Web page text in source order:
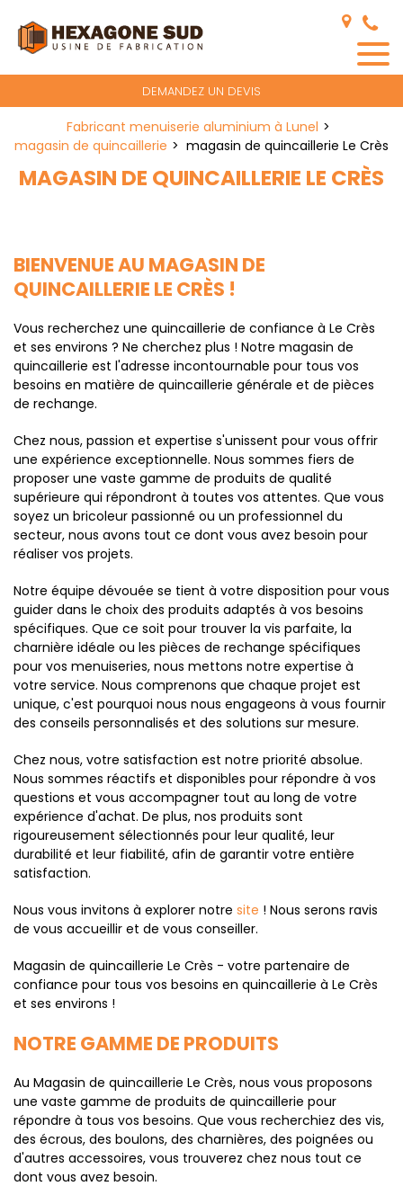
DEMANDEZ UN DEVIS
Fabricant menuiserie aluminium à Lunel
magasin de quincaillerie
magasin de quincaillerie Le Crès
MAGASIN DE QUINCAILLERIE LE CRÈS
BIENVENUE AU MAGASIN DE
QUINCAILLERIE LE CRÈS !
Vous recherchez une quincaillerie de confiance à Le Crès
et ses environs ? Ne cherchez plus ! Notre magasin de
quincaillerie est l'adresse incontournable pour tous vos
besoins en matière de quincaillerie générale et de pièces
de rechange.
Chez nous, passion et expertise s'unissent pour vous offrir
une expérience exceptionnelle. Nous sommes fiers de
proposer une vaste gamme de produits de qualité
supérieure qui répondront à toutes vos attentes. Que vous
soyez un bricoleur passionné ou un professionnel du
secteur, nous avons tout ce dont vous avez besoin pour
réaliser vos projets.
Notre équipe dévouée se tient à votre disposition pour vous
guider dans le choix des produits adaptés à vos besoins
spécifiques. Que ce soit pour trouver la vis parfaite, la
charnière idéale ou les pièces de rechange spécifiques
pour vos menuiseries, nous mettons notre expertise à
votre service. Nous comprenons que chaque projet est
unique, c'est pourquoi nous nous engageons à vous fournir
des conseils personnalisés et des solutions sur mesure.
Chez nous, votre satisfaction est notre priorité absolue.
Nous sommes réactifs et disponibles pour répondre à vos
questions et vous accompagner tout au long de votre
expérience d'achat. De plus, nos produits sont
rigoureusement sélectionnés pour leur qualité, leur
durabilité et leur fiabilité, afin de garantir votre entière
satisfaction.
Nous vous invitons à explorer notre site ! Nous serons ravis
de vous accueillir et de vous conseiller.
Magasin de quincaillerie Le Crès - votre partenaire de
confiance pour tous vos besoins en quincaillerie à Le Crès
et ses environs !
NOTRE GAMME DE PRODUITS
Au Magasin de quincaillerie Le Crès, nous vous proposons
une vaste gamme de produits de quincaillerie pour
répondre à tous vos besoins. Que vous recherchiez des vis,
des écrous, des boulons, des charnières, des poignées ou
d'autres accessoires, vous trouverez chez nous tout ce
dont vous avez besoin.